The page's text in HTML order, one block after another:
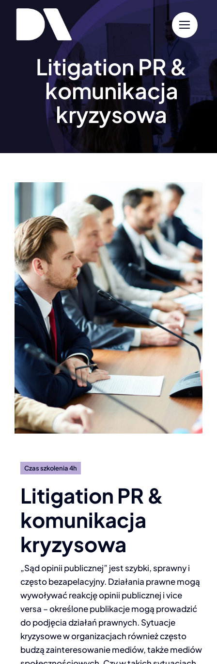
Przejdź
zawartości
Litigation PR &
komunikacja
kryzysowa
Czas szkolenia 4h
Litigation PR &
komunikacja
kryzysowa
„Sąd opinii publicznej” jest szybki, sprawny i
często bezapelacyjny. Działania prawne mogą
wywoływać reakcję opinii publicznej i vice
versa – określone publikacje mogą prowadzić
do podjęcia działań prawnych. Sytuacje
kryzysowe w organizacjach również często
budzą zainteresowanie mediów, także mediów